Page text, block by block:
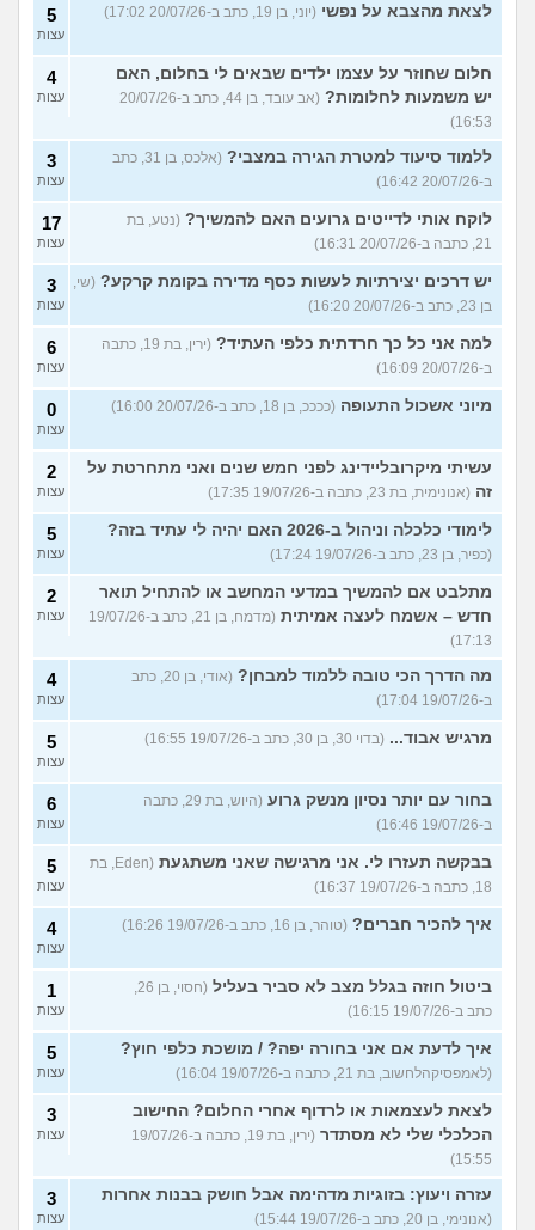
לצאת מהצבא על נפשי (יוני, בן 19, כתב ב-20/07/26 17:02) 5
עצות
חלום שחוזר על עצמו ילדים שבאים לי בחלום, האם
יש משמעות לחלומות?
(אב עובד, בן 44, כתב ב-20/07/26
16:53)
4
עצות
ללמוד סיעוד למטרת הגירה במצבי?
(אלכס, בן 31, כתב
ב-20/07/26 16:42)
3
עצות
לוקח אותי לדייטים גרועים האם להמשיך? (נטע, בת
21, כתבה ב-20/07/26 16:31)
17
עצות
יש דרכים יצירתיות לעשות כסף מדירה בקומת קרקע? (שי,
בן 23, כתב ב-20/07/26 16:20)
3
עצות
למה אני כל כך חרדתית כלפי העתיד?
(ירין, בת 19, כתבה
ב-20/07/26 16:09)
6
עצות
מיוני אשכול התעופה (ככככ, בן 18, כתב ב-20/07/26 16:00) 0
עצות
עשיתי מיקרובליידינג לפני חמש שנים ואני מתחרטת על
זה (אנונימית, בת 23, כתבה ב-19/07/26 17:35)
2
עצות
לימודי כלכלה וניהול ב-2026 האם יהיה לי עתיד בזה?
(כפיר, בן 23, כתב ב-19/07/26 17:24)
5
עצות
מתלבט אם להמשיך במדעי המחשב או להתחיל תואר
חדש – אשמח לעצה אמיתית
(מדמח, בן 21, כתב ב-19/07/26
17:13)
2
עצות
מה הדרך הכי טובה ללמוד למבחן?
(אודי, בן 20, כתב
ב-19/07/26 17:04)
4
עצות
מרגיש אבוד... (בדוי 30, בן 30, כתב ב-19/07/26 16:55) 5
עצות
בחור עם יותר נסיון מנשק גרוע
(היוש, בת 29, כתבה
ב-19/07/26 16:46)
6
עצות
בבקשה תעזרו לי. אני מרגישה שאני משתגעת
(Eden, בת
18, כתבה ב-19/07/26 16:37)
5
עצות
איך להכיר חברים? (טוהר, בן 16, כתב ב-19/07/26 16:26) 4
עצות
ביטול חוזה בגלל מצב לא סביר בעליל
(חסוי, בן 26,
כתב ב-19/07/26 16:15)
1
עצות
איך לדעת אם אני בחורה יפה? / מושכת כלפי חוץ?
(לאמפסיקהלחשוב, בת 21, כתבה ב-19/07/26 16:04)
5
עצות
לצאת לעצמאות או לרדוף אחרי החלום? החישוב
הכלכלי שלי לא מסתדר
(ירין, בת 19, כתבה ב-19/07/26
15:55)
3
עצות
עזרה ויעוץ: בזוגיות מדהימה אבל חושק בבנות אחרות
(אנונימי, בן 20, כתב ב-19/07/26 15:44)
3
עצות